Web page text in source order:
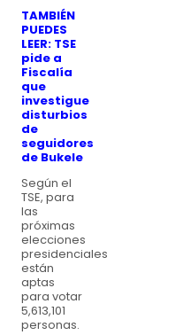
TAMBIÉN
PUEDES
LEER: TSE
pide a
Fiscalía
que
investigue
disturbios
de
seguidores
de Bukele
Según el
TSE, para
las
próximas
elecciones
presidenciales
están
aptas
para votar
5,613,101
personas.